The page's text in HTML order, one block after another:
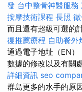
發 台中整骨神醫服務
按摩技術課程 長照
而且還有超級可選的
復推薦療程 自助餐外
通過電子地址（EN
數據的修改以及有關
詳細資訊 seo
群島更多的水手的原